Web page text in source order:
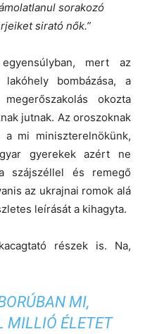
sorakozó
sirató nők.”
mert az
bombázása, a
okozta
jutnak. Az oroszoknak
mi miniszterelnökünk,
gyerekek azért ne
szájszéllel és remegő
az ukrajnai romok alá
leírását a kihagyta.
részek is. Na,
MI,
MILLIÓ ÉLETET